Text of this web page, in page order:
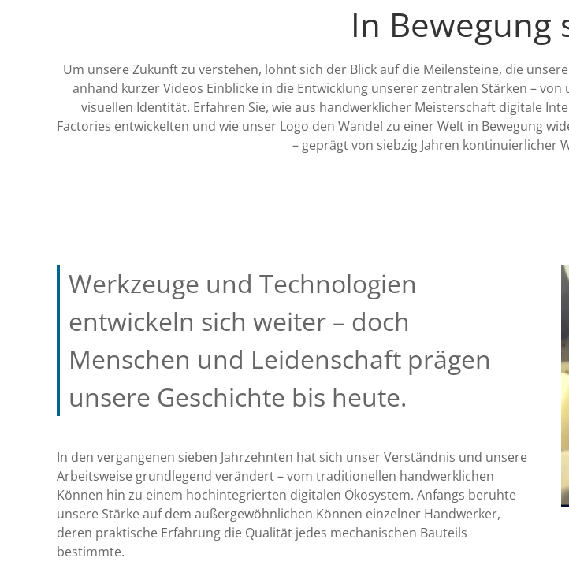
In Bewegung
Um unsere Zukunft zu verstehen, lohnt sich der Blick auf die Meilensteine, die
anhand kurzer Videos Einblicke in die Entwicklung unserer zentralen Stärken –
visuellen Identität. Erfahren Sie, wie aus handwerklicher Meisterschaft digitale
Factories entwickelten und wie unser Logo den Wandel zu einer Welt in Bewegung
– geprägt von siebzig Jahren kontinuierlicher
Werkzeuge und Technologien
entwickeln sich weiter – doch
Menschen und Leidenschaft prägen
unsere Geschichte bis heute.
In den vergangenen sieben Jahrzehnten hat sich unser Verständnis und unsere
Arbeitsweise grundlegend verändert – vom traditionellen handwerklichen
Können hin zu einem hochintegrierten digitalen Ökosystem. Anfangs beruhte
unsere Stärke auf dem außergewöhnlichen Können einzelner Handwerker,
deren praktische Erfahrung die Qualität jedes mechanischen Bauteils
bestimmte.